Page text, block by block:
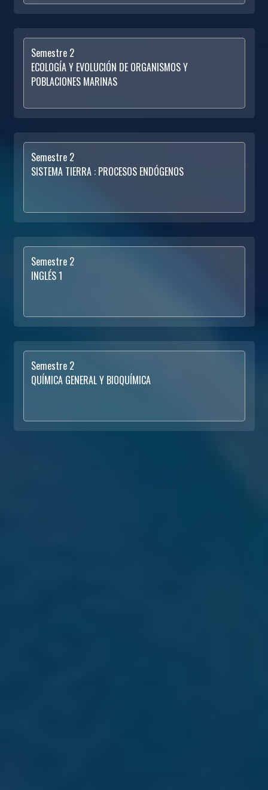
Semestre 2
ECOLOGÍA Y EVOLUCIÓN DE ORGANISMOS Y
POBLACIONES MARINAS
Semestre 2
SISTEMA TIERRA : PROCESOS ENDÓGENOS
Semestre 2
INGLÉS 1
Semestre 2
QUÍMICA GENERAL Y BIOQUÍMICA